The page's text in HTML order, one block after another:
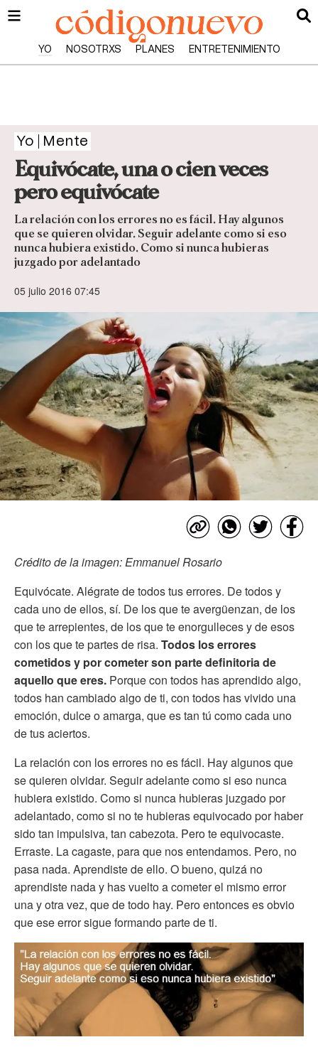
YO NOSOTRXS PLANES ENTRETENIMIENTO
Yo Mente
Equivócate, una o cien veces
pero equivócate
La relación con los errores no es fácil. Hay algunos
que se quieren olvidar. Seguir adelante como si eso
nunca hubiera existido. Como si nunca hubieras
juzgado por adelantado
05 julio 2016 07:45
Crédito de la imagen: Emmanuel Rosario
Equivócate. Alégrate de todos tus errores. De todos y
cada uno de ellos, sí. De los que te avergüenzan, de los
que te arrepientes, de los que te enorgulleces y de esos
con los que te partes de risa. Todos los errores
cometidos y por cometer son parte definitoria de
aquello que eres. Porque con todos has aprendido algo,
todos han cambiado algo de ti, con todos has vivido una
emoción, dulce o amarga, que es tan tú como cada uno
de tus aciertos.
La relación con los errores no es fácil. Hay algunos que
se quieren olvidar. Seguir adelante como si eso nunca
hubiera existido. Como si nunca hubieras juzgado por
adelantado, como si no te hubieras equivocado por haber
sido tan impulsiva, tan cabezota. Pero te equivocaste.
Erraste. La cagaste, para que nos entendamos. Pero, no
pasa nada. Aprendiste de ello. O bueno, quizá no
aprendiste nada y has vuelto a cometer el mismo error
una y otra vez, que de todo hay. Pero entonces es obvio
que ese error sigue formando parte de ti.